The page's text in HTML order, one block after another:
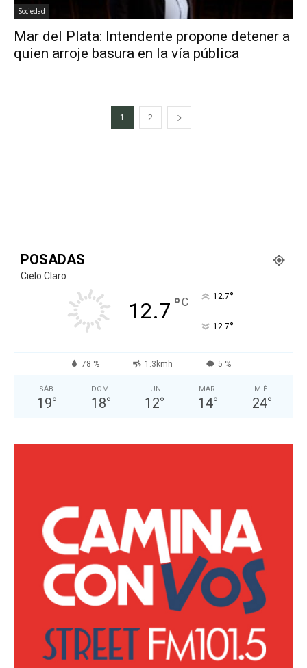
Sociedad
Mar del Plata: Intendente propone detener a
quien arroje basura en la vía pública
1 2
POSADAS
Cielo Claro
12.7 °C 12.7°
12.7°
78 % 1.3kmh 5 %
SÁB
19°
DOM
18°
LUN
12°
MAR
14°
MIÉ
24°